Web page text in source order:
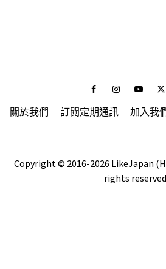
FacebookInstagramYoutube
關於我們 訂閱定期通訊 加入我
Copyright © 2016-2026 LikeJapan
rights